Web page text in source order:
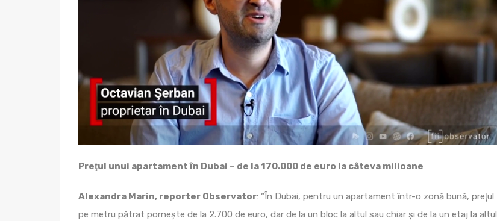
Preţul unui apartament în Dubai – de la 170.000 de euro la câteva milioane
Alexandra Marin, reporter Observator: “În Dubai, pentru un apartament într-o zonă bună, preţul
pe metru pătrat porneşte de la 2.700 de euro, dar de la un bloc la altul sau chiar şi de la un etaj la altul